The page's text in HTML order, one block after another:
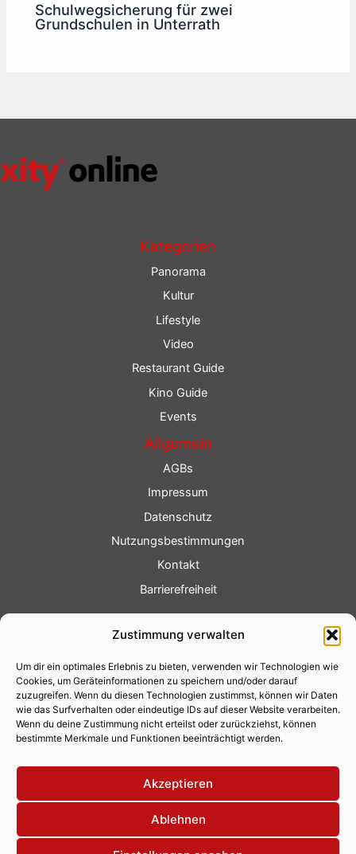
Zustimmung verwalten
Um dir ein optimales Erlebnis zu bieten, verwenden wir Technologien wie
Cookies, um Geräteinformationen zu speichern und/oder darauf
zuzugreifen. Wenn du diesen Technologien zustimmst, können wir Daten
wie das Surfverhalten oder eindeutige IDs auf dieser Website verarbeiten.
Wenn du deine Zustimmung nicht erteilst oder zurückziehst, können
bestimmte Merkmale und Funktionen beeinträchtigt werden.
Akzeptieren
Ablehnen
Schulwegsicherung für zwei
Grundschulen in Unterrath
Kategorien
Panorama
Kultur
Lifestyle
Video
Restaurant Guide
Kino Guide
Events
Allgemein
AGBs
Impressum
Datenschutz
Nutzungsbestimmungen
Kontakt
Barrierefreiheit
Fotoservice
Videoservice
Werbung
Contenterstellung
Lokalnachrichten
Lokalfernsehen